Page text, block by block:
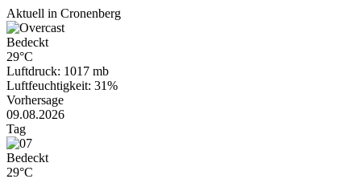
Aktuell in Cronenberg
Bedeckt
29°C
Luftdruck: 1017 mb
Luftfeuchtigkeit: 31%
Vorhersage
09.08.2026
Tag
Bedeckt
29°C